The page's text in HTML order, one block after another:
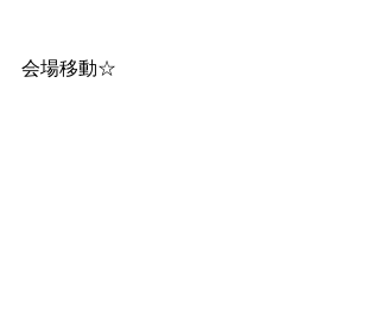
会場移動☆